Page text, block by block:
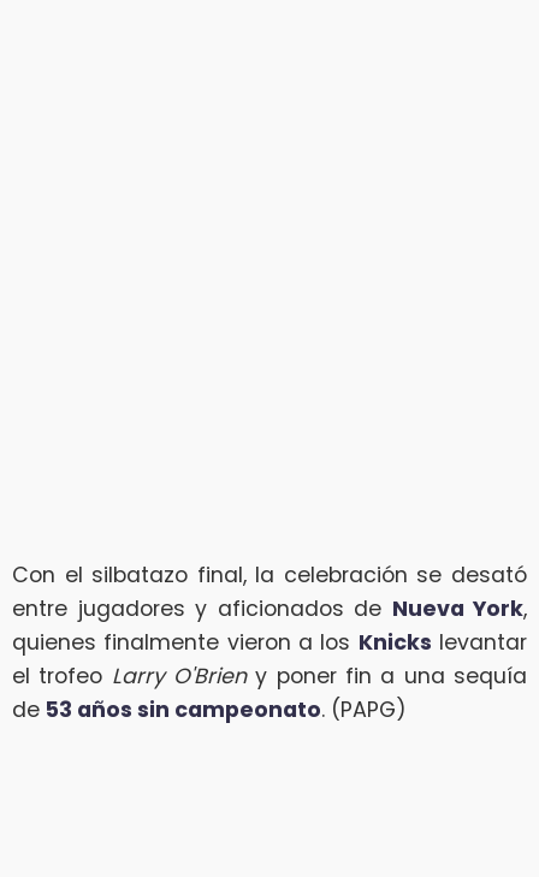
Con el silbatazo final, la celebración se desató
entre jugadores y aficionados de Nueva York,
quienes finalmente vieron a los Knicks levantar
el trofeo Larry O'Brieny poner fin a una sequía
de 53 años sin campeonato. (PAPG)